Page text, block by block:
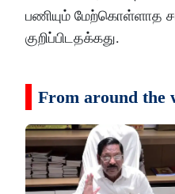
பணியும் மேற்கொள்ளாத
குறிப்பிடதக்கது.
From around the